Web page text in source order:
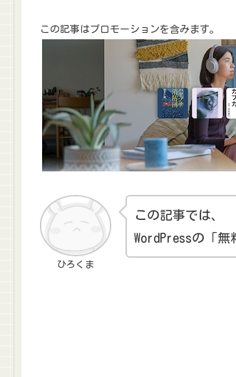
この記事はプロモーションを含みます。
ひろくま
この記事では、
WordPressの「